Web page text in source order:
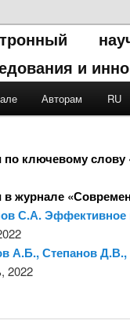
и
primary content
secondary content
Авторам RU
по ключевому слову
в журнале
С.А. Эффективное
А.Б., Степанов
2022